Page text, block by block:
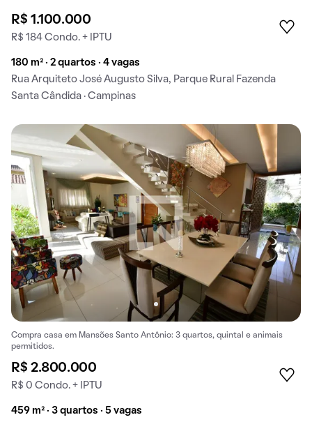
R$ 1.100.000
R$ 184 Condo. + IPTU
180 m² · 2 quartos · 4 vagas
Rua Arquiteto José Augusto Silva, Parque Rural Fazenda
Santa Cândida · Campinas
Compra casa em Mansões Santo Antônio: 3 quartos, quintal e animais
permitidos.
R$ 2.800.000
R$ 0 Condo. + IPTU
459 m² · 3 quartos · 5 vagas